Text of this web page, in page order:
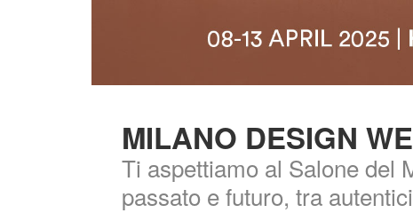
MILANO DESIGN
Ti aspettiamo al Salone del
passato e futuro, tra